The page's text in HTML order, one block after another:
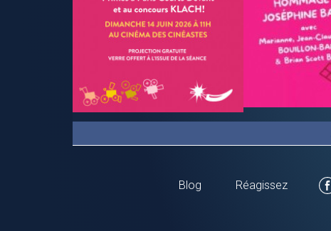
Blog Réagissez